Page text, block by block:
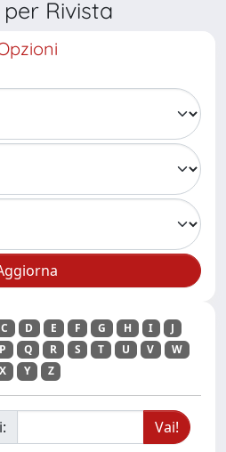
Rivista
C D E F G H I
J
P Q R S T U V
W
X
Y Z